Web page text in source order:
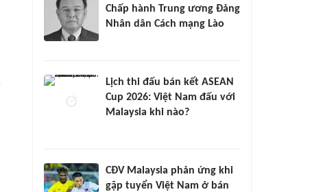
Chấp hành Trung ương Đảng
Nhân dân Cách mạng Lào
Lịch thi đấu bán kết ASEAN
Cup 2026: Việt Nam đấu với
Malaysia khi nào?
CĐV Malaysia phản ứng khi
gặp tuyển Việt Nam ở bán